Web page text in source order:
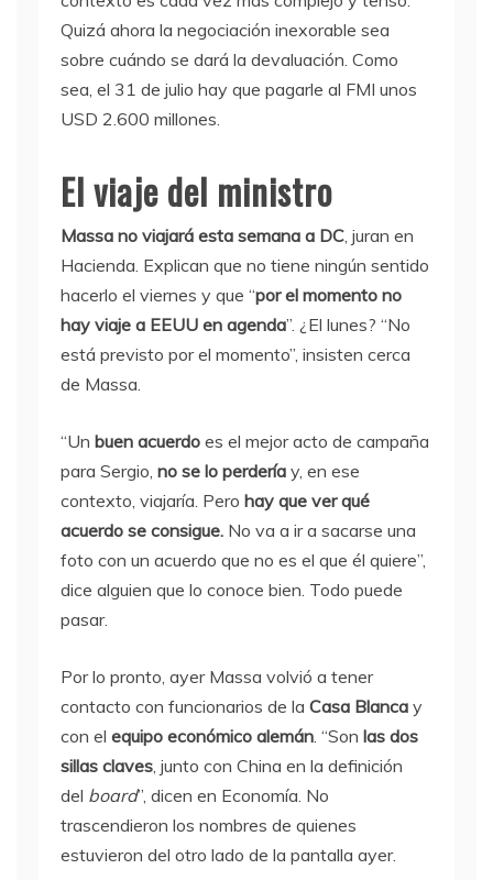
Quizá ahora la negociación inexorable sea
sobre cuándo se dará la devaluación. Como
sea, el 31 de julio hay que pagarle al FMI unos
USD 2.600 millones.
El viaje del ministro
Massa no viajará esta semana a DC, juran en
Hacienda. Explican que no tiene ningún sentido
hacerlo el viernes y que “por el momento no
hay viaje a EEUU en agenda”. ¿El lunes? “No
está previsto por el momento”, insisten cerca
de Massa.
“Un buen acuerdo es el mejor acto de campaña
para Sergio, no se lo perdería y, en ese
contexto, viajaría. Pero hay que ver qué
acuerdo se consigue. No va a ir a sacarse una
foto con un acuerdo que no es el que él quiere”,
dice alguien que lo conoce bien. Todo puede
pasar.
Por lo pronto, ayer Massa volvió a tener
contacto con funcionarios de la Casa Blanca y
con el equipo económico alemán. “Son las dos
sillas claves, junto con China en la definición
del board”, dicen en Economía. No
trascendieron los nombres de quienes
estuvieron del otro lado de la pantalla ayer.